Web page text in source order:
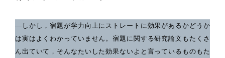
―しかし，宿題が学力向上にストレートに効果があるかどうか
は実はよくわかっていません。宿題に関する研究論文もたくさ
ん出ていて，そんなたいした効果ないよと言っているものもた